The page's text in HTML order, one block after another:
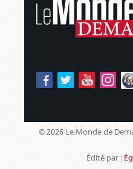
© 2026 Le Monde de
Édité par :